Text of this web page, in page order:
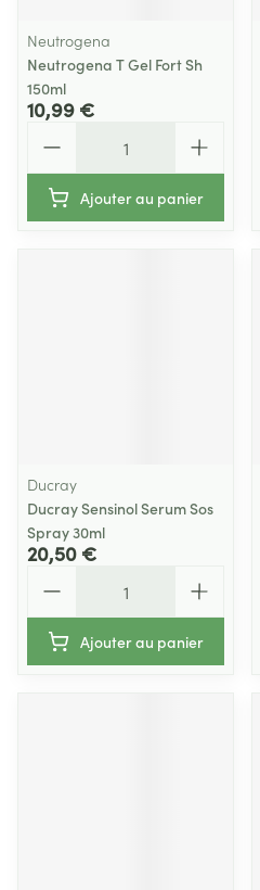
Neutrogena
Neutrogena T Gel Fort Sh
150ml
10,99 €
Ajouter au panier
Ducray
Ducray Sensinol Serum Sos
Spray 30ml
20,50 €
Ajouter au panier